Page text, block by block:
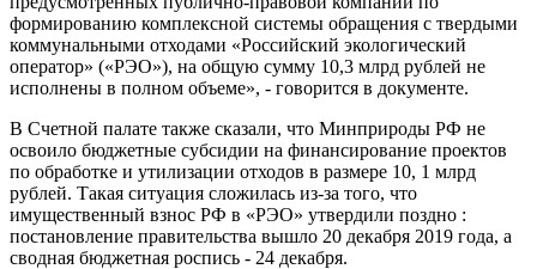
формированию комплексной системы обращения с твердыми
коммунальными отходами «Российский экологический
оператор» («РЭО»), на общую сумму 10,3 млрд рублей не
исполнены в полном объеме», - говорится в документе.
В Счетной палате также сказали, что Минприроды РФ не
освоило бюджетные субсидии на финансирование проектов
по обработке и утилизации отходов в размере 10, 1 млрд
рублей. Такая ситуация сложилась из-за того, что
имущественный взнос РФ в «РЭО» утвердили поздно :
постановление правительства вышло 20 декабря 2019 года, а
сводная бюджетная роспись - 24 декабря.